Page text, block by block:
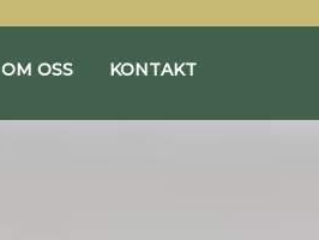
OM OSS KONTAKT